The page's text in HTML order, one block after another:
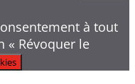
à tout
Révoquer le